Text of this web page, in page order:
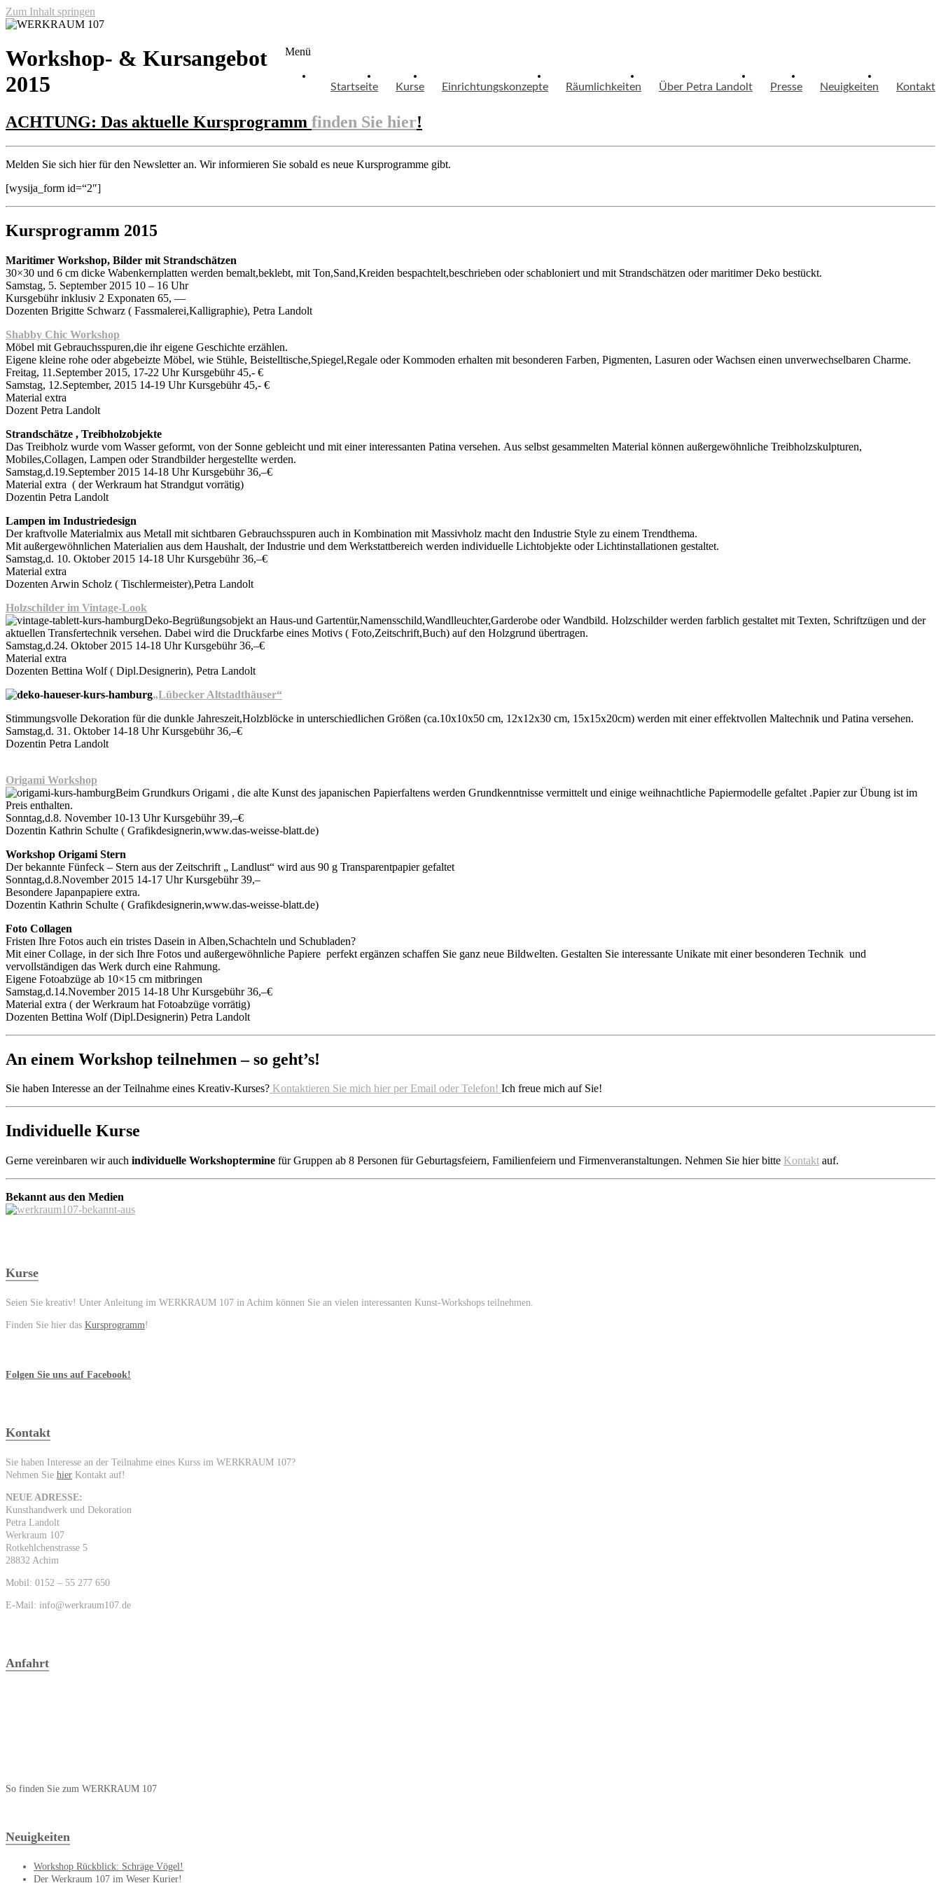
Zum Inhalt springen
WERKRAUM 107 Menü
Startseite Kurse Einrichtungskonzepte Räumlichkeiten Über Petra Landolt Presse Neuigkeiten Kontakt
Workshop- & Kursangebot
2015
ACHTUNG: Das aktuelle Kursprogramm finden Sie hier!
Melden Sie sich hier für den Newsletter an. Wir informieren Sie sobald es neue Kursprogramme gibt.
[wysija_form id=“2″]
Kursprogramm 2015
Maritimer Workshop, Bilder mit Strandschätzen
30×30 und 6 cm dicke Wabenkernplatten werden bemalt,beklebt, mit Ton,Sand,Kreiden bespachtelt,beschrieben oder schabloniert und mit Strandschätzen oder maritimer Deko bestückt.
Samstag, 5. September 2015 10 – 16 Uhr
Kursgebühr inklusiv 2 Exponaten 65, —
Dozenten Brigitte Schwarz ( Fassmalerei,Kalligraphie), Petra Landolt
Shabby Chic Workshop
Möbel mit Gebrauchsspuren,die ihr eigene Geschichte erzählen.
Eigene kleine rohe oder abgebeizte Möbel, wie Stühle, Beistelltische,Spiegel,Regale oder Kommoden erhalten mit besonderen Farben, Pigmenten, Lasuren oder Wachsen einen unverwechselbaren Charme.
Freitag, 11.September 2015, 17-22 Uhr Kursgebühr 45,- €
Samstag, 12.September, 2015 14-19 Uhr Kursgebühr 45,- €
Material extra
Dozent Petra Landolt
Strandschätze , Treibholzobjekte
Das Treibholz wurde vom Wasser geformt, von der Sonne gebleicht und mit einer interessanten Patina versehen. Aus selbst gesammelten Material können außergewöhnliche Treibholzskulpturen,
Mobiles,Collagen, Lampen oder Strandbilder hergestellte werden.
Samstag,d.19.September 2015 14-18 Uhr Kursgebühr 36,–€
Material extra ( der Werkraum hat Strandgut vorrätig)
Dozentin Petra Landolt
Lampen im Industriedesign
Der kraftvolle Materialmix aus Metall mit sichtbaren Gebrauchsspuren auch in Kombination mit Massivholz macht den Industrie Style zu einem Trendthema.
Mit außergewöhnlichen Materialien aus dem Haushalt, der Industrie und dem Werkstattbereich werden individuelle Lichtobjekte oder Lichtinstallationen gestaltet.
Samstag,d. 10. Oktober 2015 14-18 Uhr Kursgebühr 36,–€
Material extra
Dozenten Arwin Scholz ( Tischlermeister),Petra Landolt
Holzschilder im Vintage-Look
Deko-Begrüßungsobjekt an Haus-und Gartentür,Namensschild,Wandlleuchter,Garderobe oder Wandbild. Holzschilder werden farblich gestaltet mit Texten, Schriftzügen und der
aktuellen Transfertechnik versehen. Dabei wird die Druckfarbe eines Motivs ( Foto,Zeitschrift,Buch) auf den Holzgrund übertragen.
Samstag,d.24. Oktober 2015 14-18 Uhr Kursgebühr 36,–€
Material extra
Dozenten Bettina Wolf ( Dipl.Designerin), Petra Landolt
„Lübecker Altstadthäuser“
Stimmungsvolle Dekoration für die dunkle Jahreszeit,Holzblöcke in unterschiedlichen Größen (ca.10x10x50 cm, 12x12x30 cm, 15x15x20cm) werden mit einer effektvollen Maltechnik und Patina versehen.
Samstag,d. 31. Oktober 14-18 Uhr Kursgebühr 36,–€
Dozentin Petra Landolt
Origami Workshop
Beim Grundkurs Origami , die alte Kunst des japanischen Papierfaltens werden Grundkenntnisse vermittelt und einige weihnachtliche Papiermodelle gefaltet .Papier zur Übung ist im
Preis enthalten.
Sonntag,d.8. November 10-13 Uhr Kursgebühr 39,–€
Dozentin Kathrin Schulte ( Grafikdesignerin,www.das-weisse-blatt.de)
Workshop Origami Stern
Der bekannte Fünfeck – Stern aus der Zeitschrift „ Landlust“ wird aus 90 g Transparentpapier gefaltet
Sonntag,d.8.November 2015 14-17 Uhr Kursgebühr 39,–
Besondere Japanpapiere extra.
Dozentin Kathrin Schulte ( Grafikdesignerin,www.das-weisse-blatt.de)
Foto Collagen
Fristen Ihre Fotos auch ein tristes Dasein in Alben,Schachteln und Schubladen?
Mit einer Collage, in der sich Ihre Fotos und außergewöhnliche Papiere perfekt ergänzen schaffen Sie ganz neue Bildwelten. Gestalten Sie interessante Unikate mit einer besonderen Technik und
vervollständigen das Werk durch eine Rahmung.
Eigene Fotoabzüge ab 10×15 cm mitbringen
Samstag,d.14.November 2015 14-18 Uhr Kursgebühr 36,–€
Material extra ( der Werkraum hat Fotoabzüge vorrätig)
Dozenten Bettina Wolf (Dipl.Designerin) Petra Landolt
An einem Workshop teilnehmen – so geht’s!
Sie haben Interesse an der Teilnahme eines Kreativ-Kurses? Kontaktieren Sie mich hier per Email oder Telefon! Ich freue mich auf Sie!
Individuelle Kurse
Gerne vereinbaren wir auch individuelle Workshoptermine für Gruppen ab 8 Personen für Geburtagsfeiern, Familienfeiern und Firmenveranstaltungen. Nehmen Sie hier bitte Kontakt auf.
Bekannt aus den Medien
Kurse
Seien Sie kreativ! Unter Anleitung im WERKRAUM 107 in Achim können Sie an vielen interessanten Kunst-Workshops teilnehmen.
Finden Sie hier das Kursprogramm!
Folgen Sie uns auf Facebook!
Kontakt
Sie haben Interesse an der Teilnahme eines Kurss im WERKRAUM 107?
Nehmen Sie hier Kontakt auf!
NEUE ADRESSE:
Kunsthandwerk und Dekoration
Petra Landolt
Werkraum 107
Rotkehlchenstrasse 5
28832 Achim
Mobil: 0152 – 55 277 650
E-Mail: info@werkraum107.de
Anfahrt
So finden Sie zum WERKRAUM 107
Neuigkeiten
Workshop Rückblick: Schräge Vögel!
Der Werkraum 107 im Weser Kurier!